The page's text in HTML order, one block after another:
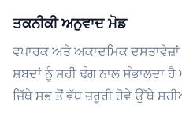
ਤਕਨੀਕੀ ਅਨੁਵਾਦ ਮੋਡ
ਵਪਾਰਕ ਅਤੇ ਅਕਾਦਮਿਕ
ਸ਼ਬਦਾਂ ਨੂੰ ਸਹੀ ਢੰਗ ਨਾਲ ਸੰਭਾਲਦਾ
ਜਿੱਥੇ ਸਭ ਤੋਂ ਵੱਧ ਜ਼ਰੂਰੀ ਹੋਵੇ ਉੱਥੇ